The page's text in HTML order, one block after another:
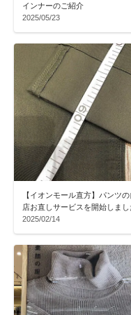
インナーのご紹介
2025/05/23
【イオンモール直方】パンツの
店お直しサービスを開始しまし
2025/02/14